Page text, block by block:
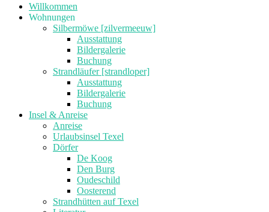
Willkommen
Wohnungen
Silbermöwe [zilvermeeuw]
Ausstattung
Bildergalerie
Buchung
Strandläufer [strandloper]
Ausstattung
Bildergalerie
Buchung
Insel & Anreise
Anreise
Urlaubsinsel Texel
Dörfer
De Koog
Den Burg
Oudeschild
Oosterend
Strandhütten auf Texel